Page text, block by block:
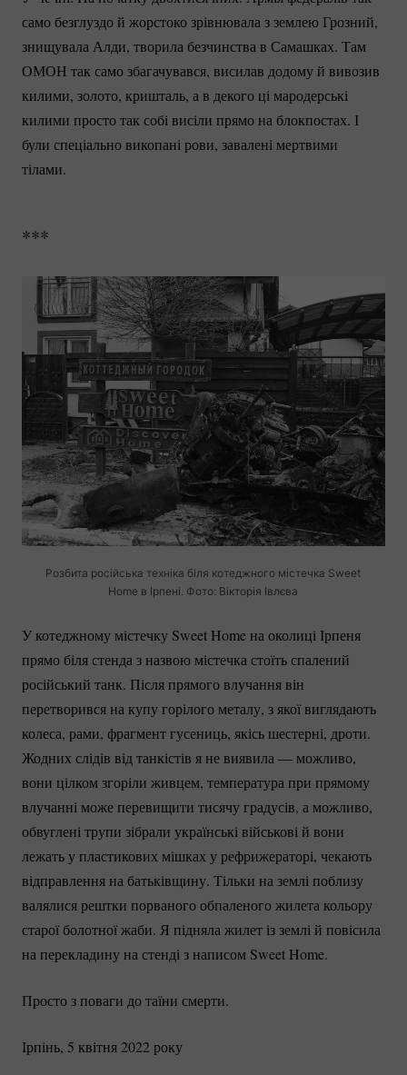
само безглуздо й жорстоко зрівнювала з землею Грозний,
знищувала Алди, творила безчинства в Самашках. Там
ОМОН так само збагачувався, висилав додому й вивозив
килими, золото, кришталь, а в декого ці мародерські
килими просто так собі висіли прямо на блокпостах. І
були спеціально викопані рови, завалені мертвими
тілами.
***
Розбита російська техніка біля котеджного містечка Sweet
Home в Ірпені. Фото: Вікторія Івлєва
У котеджному містечку Sweet Home на околиці Ірпеня
прямо біля стенда з назвою містечка стоїть спалений
російський танк. Після прямого влучання він
перетворився на купу горілого металу, з якої виглядають
колеса, рами, фрагмент гусениць, якісь шестерні, дроти.
Жодних слідів від танкістів я не виявила — можливо,
вони цілком згоріли живцем, температура при прямому
влучанні може перевищити тисячу градусів, а можливо,
обвуглені трупи зібрали українські військові й вони
лежать у пластикових мішках у рефрижераторі, чекають
відправлення на батьківщину. Тільки на землі поблизу
валялися рештки порваного обпаленого жилета кольору
старої болотної жаби. Я підняла жилет із землі й повісила
на перекладину на стенді з написом Sweet Home.
Просто з поваги до таїни смерти.
Ірпінь, 5 квітня 2022 року